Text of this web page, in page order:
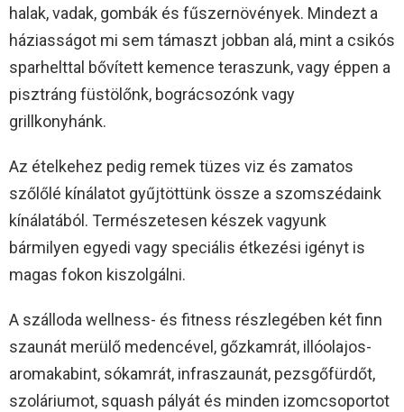
halak, vadak, gombák és fűszernövények. Mindezt a
háziasságot mi sem támaszt jobban alá, mint a csikós
sparhelttal bővített kemence teraszunk, vagy éppen a
pisztráng füstölőnk, bográcsozónk vagy
grillkonyhánk.
Az ételkehez pedig remek tüzes viz és zamatos
szőlőlé kínálatot gyűjtöttünk össze a szomszédaink
kínálatából. Természetesen készek vagyunk
bármilyen egyedi vagy speciális étkezési igényt is
magas fokon kiszolgálni.
A szálloda wellness- és fitness részlegében két finn
szaunát merülő medencével, gőzkamrát, illóolajos-
aromakabint, sókamrát, infraszaunát, pezsgőfürdőt,
szoláriumot, squash pályát és minden izomcsoportot